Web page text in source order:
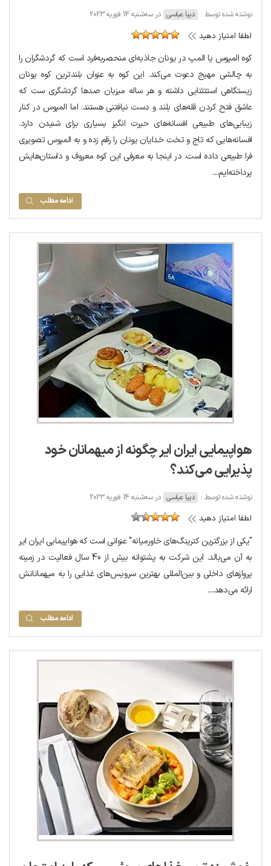
نوشته شده توسط : دیبا عباسی در سه‌شنبه 14 فوریه 2023
لطفا امتیاز دهید
کوه المپوس یا المپ در یونان جاذبه‌ای منحصربه‌فرد است که گردشگران را
به چالشی مهیج دعوت می‌کند. این کوه به عنوان بلندترین کوه یونان
زیستگاهی استتثنایی داشته و هر ساله میزبان صدها گردشگری ست که
عاشق فتح کردن قله‌های بلند و دست نیافتنی هستند. اما المپوس در کنار
زیبایی‌های طبیعی افسانه‌های حیرت انگیز بسیاری برای شنیدن دارد.
افسانه‌هایی که تاج و تخت خدایان یونان را رقم زده و به المپوس تصویری
فرا طبیعی داده است. در اینجا به معرفی این کوه معروف و داستان‌هایش
پرداخته‌ایم....
ادامه مطلب
هواپیمایی ایران ایر چگونه از میهمانان خود
پذیرایی می‌کند؟
نوشته شده توسط : دیبا عباسی در سه‌شنبه 14 فوریه 2023
لطفا امتیاز دهید
"یکی از بزرگترین کترینگ‌های خاورمیانه" عنوانی است که هواپیمایی ایران ایر
به آن می‌بالد. این شرکت به پشتوانه بیش از 40 سال فعالیت در زمینه
پروازهای داخلی و بین‌المللی بهترین سرویس‌های غذایی را به میهمانانش
ارائه می‌دهد....
ادامه مطلب